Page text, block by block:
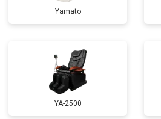
Ремонт сканера
Замена сетевого трансформатора
Ремонт микро-лифта
Yamato
YA-2500